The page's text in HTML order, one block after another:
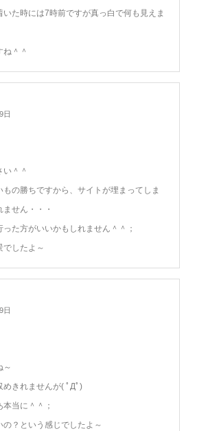
た時には7時前ですが真っ白で何も見えま
＾＾
日
＾＾
の勝ちですから、サイトが埋まってしま
せん・・・
た方がいいかもしれません＾＾；
でしたよ～
日
～
めきれませんが( ﾟДﾟ)
当に＾＾；
？という感じでしたよ～